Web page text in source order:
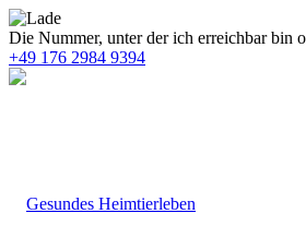
Die Nummer, unter der ich erreichbar bin
+49 176 2984 9394